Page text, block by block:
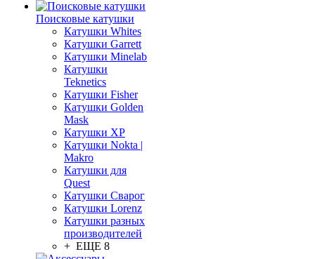
Поисковые катушки
Катушки Whites
Катушки Garrett
Катушки Minelab
Катушки
Teknetics
Катушки Fisher
Катушки Golden
Mask
Катушки XP
Катушки Nokta |
Makro
Катушки для
Quest
Катушки Сварог
Катушки Lorenz
Катушки разных
производителей
+ ЕЩЕ 8